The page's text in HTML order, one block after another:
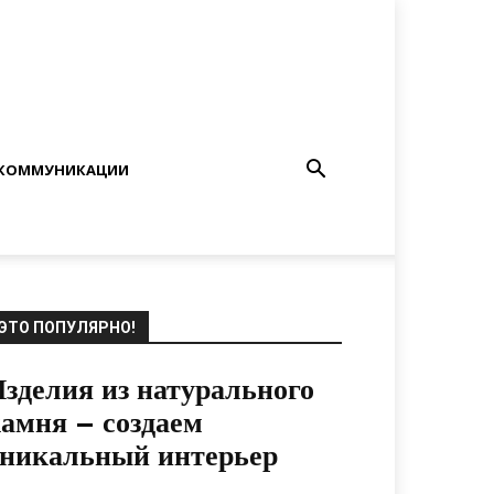
ПОПУЛЯРНО!
из натурального
– создаем
интерьер
23.12.2020